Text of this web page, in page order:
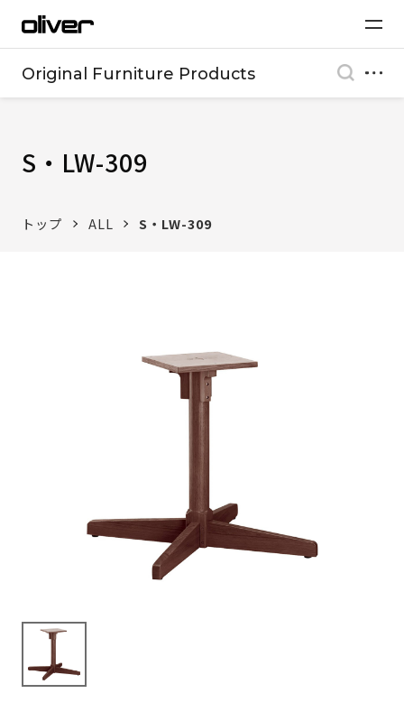
Original Furniture Products
S・LW-309
トップ ALL S・LW-309